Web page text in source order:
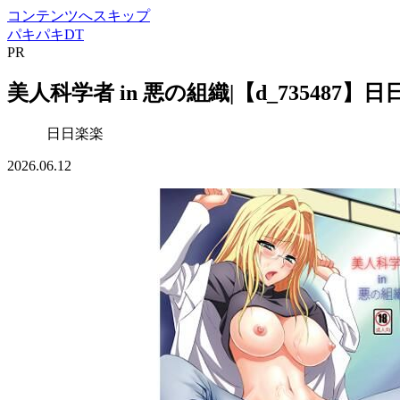
コンテンツへスキップ
パキパキDT
PR
美人科学者 in 悪の組織|【d_735487】日
日日楽楽
2026.06.12